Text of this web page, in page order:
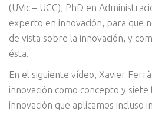
(UVic – UCC), PhD en
experto en innovación, para que
de vista sobre la innovación, y
ésta.
En el siguiente vídeo, Xavier
innovación como concepto y
innovación que aplicamos incluso